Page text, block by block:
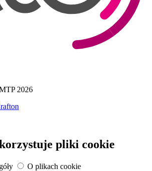
2026
pliki cookie
O plikach cookie